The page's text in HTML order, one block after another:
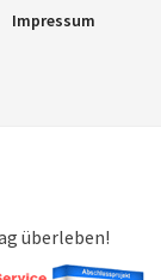
Impressum
überleben!